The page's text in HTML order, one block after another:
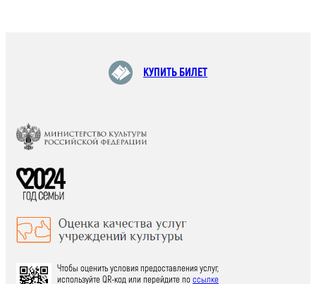
КУПИТЬ БИЛЕТ
Чтобы оценить условия предоставления услуг,
используйте QR-код или перейдите поссылке